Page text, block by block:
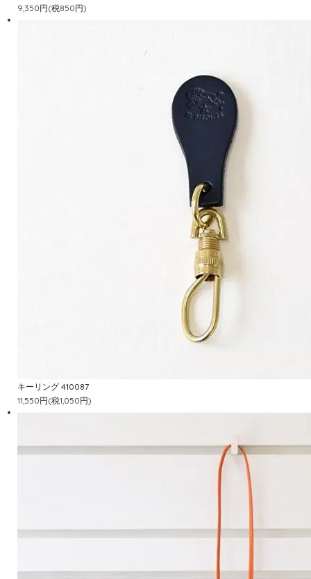
9,350円(税850円)
キーリング 410087
11,550円(税1,050円)